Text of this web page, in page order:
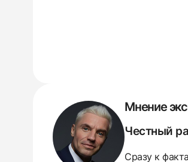
Мнение
Честный
Сразу к